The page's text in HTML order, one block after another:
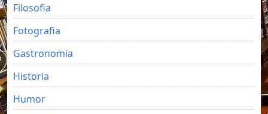
Filosofia
Fotografia
Gastronomia
Historia
Humor